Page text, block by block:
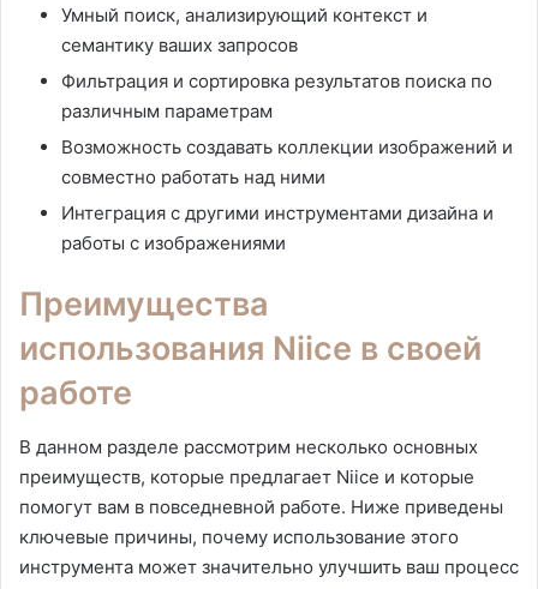
Умный поиск, анализирующий контекст и
семантику ваших запросов
Фильтрация и сортировка результатов поиска по
различным параметрам
Возможность создавать коллекции изображений и
совместно работать над ними
Интеграция с другими инструментами дизайна и
работы с изображениями
Преимущества
использования Niice в своей
работе
В данном разделе рассмотрим несколько основных
преимуществ, которые предлагает Niice и которые
помогут вам в повседневной работе. Ниже приведены
ключевые причины, почему использование этого
инструмента может значительно улучшить ваш процесс